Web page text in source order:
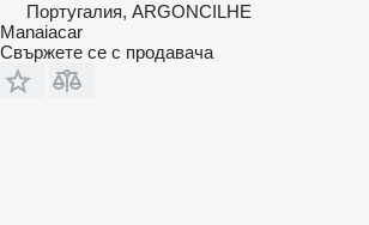
Португалия, ARGONCILHE
Manaiacar
Свържете се с продавача